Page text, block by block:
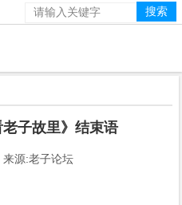
老子故里》结束语
源:老子论坛